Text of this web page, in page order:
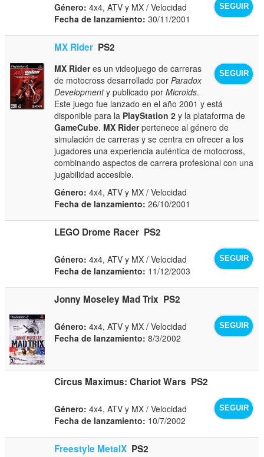
SEGUIR
Género: 4x4, ATV y MX / Velocidad
Fecha de lanzamiento: 30/11/2001
MX Rider PS2
SEGUIR
MX Rideres un videojuego de carreras
de motocross desarrollado porParadox
Developmenty publicado porMicroids.
Este juego fue lanzado en el año 2001 y está
disponible para la PlayStation 2 y la plataforma de
GameCube. MX Riderpertenece al género de
simulación de carreras y se centra en ofrecer a los
jugadores una experiencia auténtica de motocross,
combinando aspectos de carrera profesional con una
jugabilidad accesible.
Género: 4x4, ATV y MX / Velocidad
Fecha de lanzamiento: 26/10/2001
LEGO Drome Racer PS2
SEGUIR
Género: 4x4, ATV y MX / Velocidad
Fecha de lanzamiento: 11/12/2003
Jonny Moseley Mad Trix PS2
SEGUIR
Género: 4x4, ATV y MX / Velocidad
Fecha de lanzamiento: 8/3/2002
Circus Maximus: Chariot Wars PS2
SEGUIR
Género: 4x4, ATV y MX / Velocidad
Fecha de lanzamiento: 10/7/2002
Freestyle MetalX PS2